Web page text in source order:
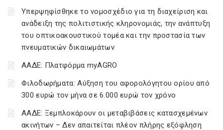
Υπερψηφίσθηκε το νομοσχέδιο για τη διαχείριση και
ανάδειξη της πολιτιστικής κληρονομιάς, την ανάπτυξη
του οπτικοακουστικού τομέα και την προστασία των
πνευματικών δικαιωμάτων
ΑΑΔΕ: Πλατφόρμα myAGRO
Φιλοδωρήματα: Αύξηση του αφορολόγητου ορίου από
300 ευρώ τον μήνα σε 6.000 ευρώ τον χρόνο
ΑΑΔΕ: Ξεμπλοκάρουν οι μεταβιβάσεις κατασχεμένων
ακινήτων – Δεν απαιτείται πλέον πλήρης εξόφληση